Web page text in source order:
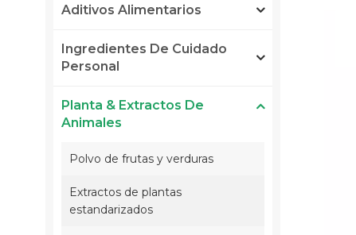
Aditivos Alimentarios
Ingredientes De Cuidado
Personal
Planta & Extractos De
Animales
Polvo de frutas y verduras
Extractos de plantas
estandarizados